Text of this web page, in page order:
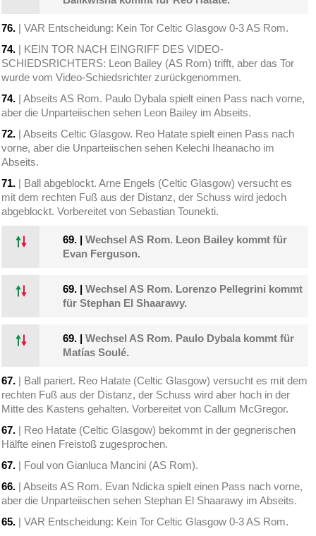
76. | VAR Entscheidung: Kein Tor Celtic Glasgow 0-3 AS Rom.
74. | KEIN TOR NACH EINGRIFF DES VIDEO-
SCHIEDSRICHTERS: Leon Bailey (AS Rom) trifft, aber das Tor
wurde vom Video-Schiedsrichter zurückgenommen.
74. | Abseits AS Rom. Paulo Dybala spielt einen Pass nach vorne,
aber die Unparteiischen sehen Leon Bailey im Abseits.
72. | Abseits Celtic Glasgow. Reo Hatate spielt einen Pass nach
vorne, aber die Unparteiischen sehen Kelechi Iheanacho im
Abseits.
71. | Ball abgeblockt. Arne Engels (Celtic Glasgow) versucht es
mit dem rechten Fuß aus der Distanz, der Schuss wird jedoch
abgeblockt. Vorbereitet von Sebastian Tounekti.
69. |Wechsel AS Rom. Leon Bailey kommt für
Evan Ferguson.
69. |Wechsel AS Rom. Lorenzo Pellegrini kommt
für Stephan El Shaarawy.
69. |Wechsel AS Rom. Paulo Dybala kommt für
Matías Soulé.
67. | Ball pariert. Reo Hatate (Celtic Glasgow) versucht es mit dem
rechten Fuß aus der Distanz, der Schuss wird aber hoch in der
Mitte des Kastens gehalten. Vorbereitet von Callum McGregor.
67. | Reo Hatate (Celtic Glasgow) bekommt in der gegnerischen
Hälfte einen Freistoß zugesprochen.
67. | Foul von Gianluca Mancini (AS Rom).
66. | Abseits AS Rom. Evan Ndicka spielt einen Pass nach vorne,
aber die Unparteiischen sehen Stephan El Shaarawy im Abseits.
65. | VAR Entscheidung: Kein Tor Celtic Glasgow 0-3 AS Rom.